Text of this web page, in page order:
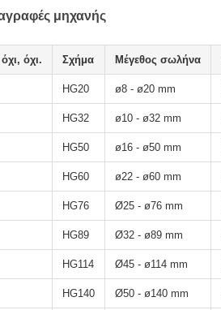
μηχανής
όχι. Σχήμα Μέγεθος σωλήνα
HG20 ø8 - ø20 mm
HG32 ø10 - ø32 mm
HG50 ø16 - ø50 mm
HG60 ø22 - ø60 mm
HG76 Ø25 - ø76 mm
HG89 Ø32 - ø89 mm
HG114 Ø45 - ø114 mm
HG140 Ø50 - ø140 mm